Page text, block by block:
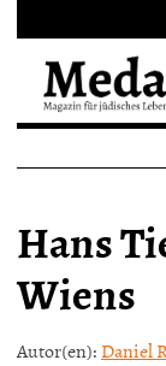
Hans
Wiens
Autor(en): Daniel